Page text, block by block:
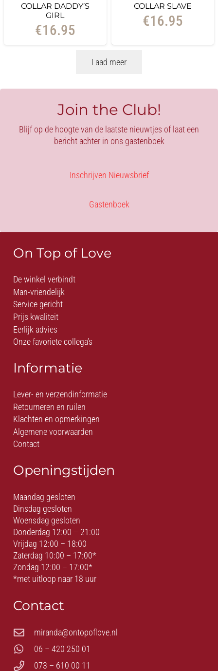
COLLAR DADDY’S
GIRL
€16.95
COLLAR SLAVE
€16.95
Laad meer
Join the Club!
Blijf op de hoogte van de laatste nieuwtjes of laat een
bericht achter in ons gastenboek
Inschrijven Nieuwsbrief
Gastenboek
On Top of Love
De winkel verbindt
Man-vriendelijk
Service gericht
Prijs kwaliteit
Eerlijk advies
Onze favoriete collega’s
Informatie
Lever- en verzendinformatie
Retourneren en ruilen
Klachten en opmerkingen
Algemene voorwaarden
Contact
Openingstijden
Maandag gesloten
Dinsdag gesloten
Woensdag gesloten
Donderdag 12:00 – 21:00
Vrijdag 12:00 – 18:00
Zaterdag 10:00 – 17:00*
Zondag 12:00 – 17:00*
*met uitloop naar 18 uur
Contact
miranda@ontopoflove.nl
06 – 420 250 01
073 – 610 00 11